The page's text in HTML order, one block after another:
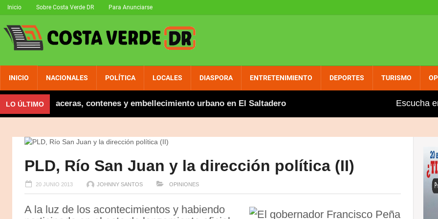
Inicio Sobre Costa Verde DR Para Anunciarse
INICIO NACIONALES POLÍTICA LOCALES DIASPORA ENTRETENIMIENTO DEPORTES TURISMO
LO ÚLTIMOaceras, contenes y embellecimiento urbano en El Saltadero Gobierno aumenta entre dos y tres
Escucha
PLD, Río San Juan y la dirección política (II)
20 JUNIO 2013 JOHNNY SANTOS OPINIONES
A la luz de los acontecimientos y habiendo